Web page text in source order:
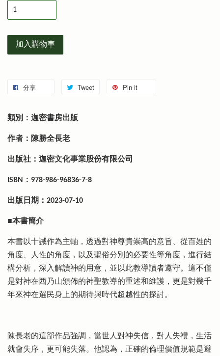
加入購物車
分享 Tweet Pin it
類別：迦密書房出版
作者：陳勝全長老
出版社：迦密文化事業股份有限公司
ISBN：978-986-96836-7-8
出版日期：2023-07-10
■本書簡介
本書以十誡作為主軸，透過對神尊貴崇高的意旨、從百姓的
角度、人性的角度，以及聖俗分別的必要性等角度，進行結
構分析，深入解讀神的用意，並以此教導讀者遵守。這不僅
是對神在西乃山頒佈的神聖教導的重述和維護，更是對幾千
年來神在選民身上的期待與時代超越性的探討。
陳長老的這部作品強調，當世人對神失信，對人失禮，生活
就會失序，更可能失落。他認為，正確的倫理價值規範是避